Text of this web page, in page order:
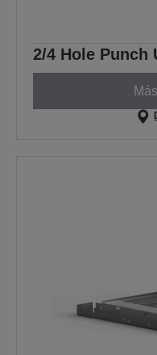
2/4 Hole Punch